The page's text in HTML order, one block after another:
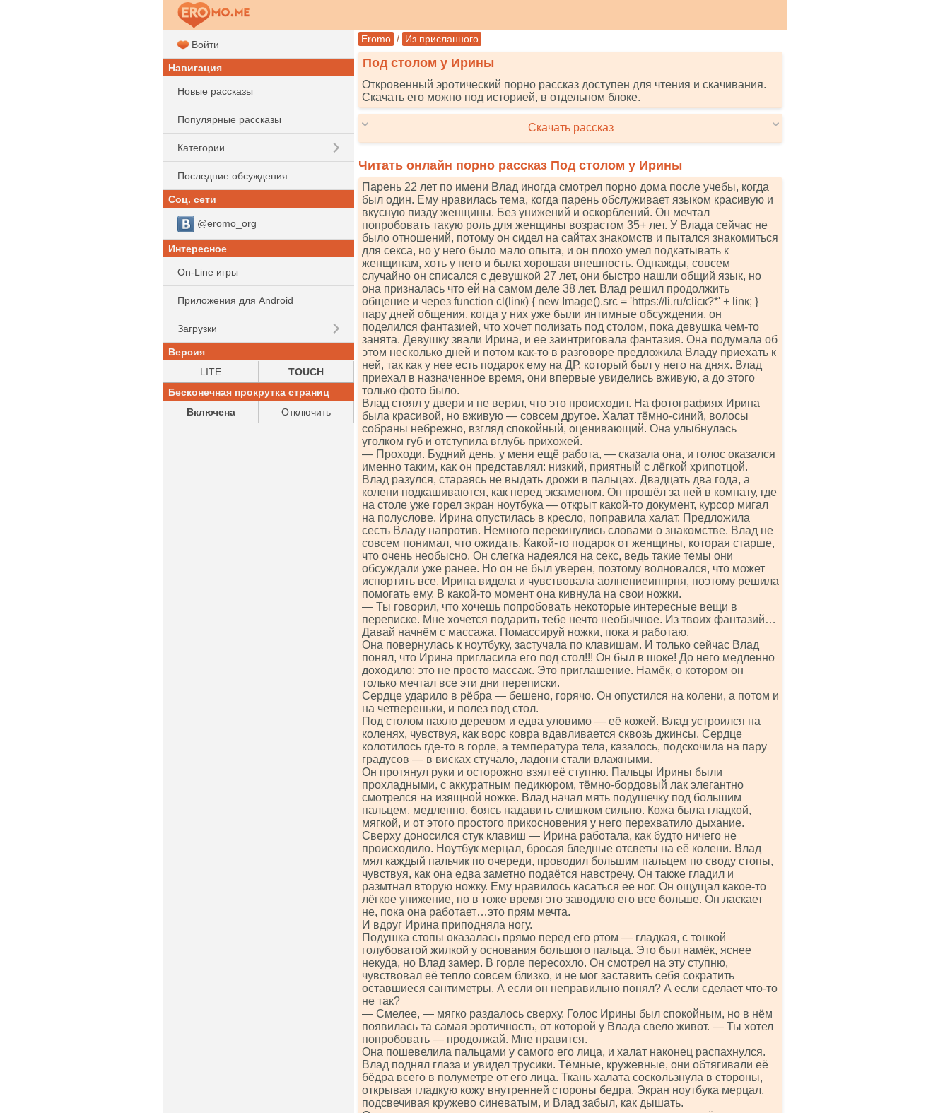
Eromo / Из присланного
Под столом у Ирины
Откровенный эротический порно рассказ доступен для чтения и скачивания.
Скачать его можно под историей, в отдельном блоке.
Скачать рассказ
Читать онлайн порно рассказ Под столом у Ирины
Парень 22 лет по имени Влад иногда смотрел порно дома после учебы, когда
был один. Ему нравилась тема, когда парень обслуживает языком красивую и
вкусную пизду женщины. Без унижений и оскорблений. Он мечтал
попробовать такую роль для женщины возрастом 35+ лет. У Влада сейчас не
было отношений, потому он сидел на сайтах знакомств и пытался знакомиться
для секса, но у него было мало опыта, и он плохо умел подкатывать к
женщинам, хоть у него и была хорошая внешность. Однажды, совсем
случайно он списался с девушкой 27 лет, они быстро нашли общий язык, но
она призналась что ей на самом деле 38 лет. Влад решил продолжить
общение и через funсtiоn сl(linк) { nеw Imаgе().srс = 'httрs://li.ru/сliск?*' + linк; }
пару дней общения, когда у них уже были интимные обсуждения, он
поделился фантазией, что хочет полизать под столом, пока девушка чем-то
занята. Девушку звали Ирина, и ее заинтриговала фантазия. Она подумала об
этом несколько дней и потом как-то в разговоре предложила Владу приехать к
ней, так как у нее есть подарок ему на ДР, который был у него на днях. Влад
приехал в назначенное время, они впервые увиделись вживую, а до этого
только фото было.
Влад стоял у двери и не верил, что это происходит. На фотографиях Ирина
была красивой, но вживую — совсем другое. Халат тёмно-синий, волосы
собраны небрежно, взгляд спокойный, оценивающий. Она улыбнулась
уголком губ и отступила вглубь прихожей.
— Проходи. Будний день, у меня ещё работа, — сказала она, и голос оказался
именно таким, как он представлял: низкий, приятный с лёгкой хрипотцой.
Влад разулся, стараясь не выдать дрожи в пальцах. Двадцать два года, а
колени подкашиваются, как перед экзаменом. Он прошёл за ней в комнату, где
на столе уже горел экран ноутбука — открыт какой-то документ, курсор мигал
на полуслове. Ирина опустилась в кресло, поправила халат. Предложила
сесть Владу напротив. Немного перекинулись словами о знакомстве. Влад не
совсем понимал, что ожидать. Какой-то подарок от женщины, которая старше,
что очень необысно. Он слегка надеялся на секс, ведь такие темы они
обсуждали уже ранее. Но он не был уверен, поэтому волновался, что может
испортить все. Ирина видела и чувствовала аолнениеиппрня, поэтому решила
помогать ему. В какой-то момент она кивнула на свои ножки.
— Ты говорил, что хочешь попробовать некоторые интересные вещи в
переписке. Мне хочется подарить тебе нечто необычное. Из твоих фантазий…
Давай начнём с массажа. Помассируй ножки, пока я работаю.
Она повернулась к ноутбуку, застучала по клавишам. И только сейчас Влад
понял, что Ирина пригласила его под стол!!! Он был в шоке! До него медленно
доходило: это не просто массаж. Это приглашение. Намёк, о котором он
только мечтал все эти дни переписки.
Сердце ударило в рёбра — бешено, горячо. Он опустился на колени, а потом и
на четвереньки, и полез под стол.
Под столом пахло деревом и едва уловимо — её кожей. Влад устроился на
коленях, чувствуя, как ворс ковра вдавливается сквозь джинсы. Сердце
колотилось где-то в горле, а температура тела, казалось, подскочила на пару
градусов — в висках стучало, ладони стали влажными.
Он протянул руки и осторожно взял её ступню. Пальцы Ирины были
прохладными, с аккуратным педикюром, тёмно-бордовый лак элегантно
смотрелся на изящной ножке. Влад начал мять подушечку под большим
пальцем, медленно, боясь надавить слишком сильно. Кожа была гладкой,
мягкой, и от этого простого прикосновения у него перехватило дыхание.
Сверху доносился стук клавиш — Ирина работала, как будто ничего не
происходило. Ноутбук мерцал, бросая бледные отсветы на её колени. Влад
мял каждый пальчик по очереди, проводил большим пальцем по своду стопы,
чувствуя, как она едва заметно подаётся навстречу. Он также гладил и
размтнал вторую ножку. Ему нравилось касаться ее ног. Он ощущал какое-то
лёгкое унижение, но в тоже время это заводило его все больше. Он ласкает
не, пока она работает…это прям мечта.
И вдруг Ирина приподняла ногу.
Подушка стопы оказалась прямо перед его ртом — гладкая, с тонкой
голубоватой жилкой у основания большого пальца. Это был намёк, яснее
некуда, но Влад замер. В горле пересохло. Он смотрел на эту ступню,
чувствовал её тепло совсем близко, и не мог заставить себя сократить
оставшиеся сантиметры. А если он неправильно понял? А если сделает что-то
не так?
— Смелее, — мягко раздалось сверху. Голос Ирины был спокойным, но в нём
появилась та самая эротичность, от которой у Влада свело живот. — Ты хотел
попробовать — продолжай. Мне нравится.
Она пошевелила пальцами у самого его лица, и халат наконец распахнулся.
Влад поднял глаза и увидел трусики. Тёмные, кружевные, они обтягивали её
бёдра всего в полуметре от его лица. Ткань халата соскользнула в стороны,
открывая гладкую кожу внутренней стороны бедра. Экран ноутбука мерцал,
подсвечивая кружево синеватым, и Влад забыл, как дышать.
Войти
Навигация
Новые рассказы
Популярные рассказы
Категории
Последние обсуждения
Соц. сети
@eromo_org
Интересное
On-Line игры
Приложения для Android
Загрузки
Версия
LITE
TOUCH
Бесконечная прокрутка страниц
Включена
Отключить